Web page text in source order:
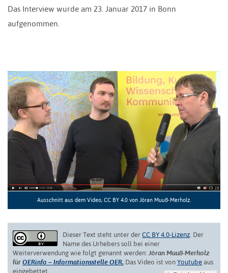
Das Interview wurde am 23. Januar 2017 in Bonn
aufgenommen.
Ausschnitt aus dem Video, CC BY 4.0 von Jöran Muuß-Merholz.
Dieser Text steht unter der CC BY 4.0-Lizenz. Der
Name des Urhebers soll bei einer
Weiterverwendung wie folgt genannt werden: Jöran Muuß-Merholz
für OERinfo – Informationsstelle OER. Das Video ist von Youtube aus
eingebettet.